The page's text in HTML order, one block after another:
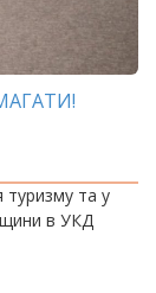
туризму та у
в УКД